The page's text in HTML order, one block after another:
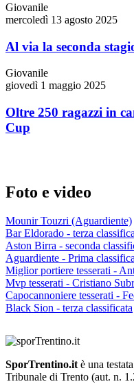
Giovanile
mercoledì 13 agosto 2025
Al via la seconda
Giovanile
giovedì 1 maggio 2025
Oltre 250 ragazzi in
Cup
Foto e video
Mounir Touzri (Aguardiente)
Bar Eldorado - terza
Aston Birra - seconda
Aguardiente - Prima
Miglior portiere tesserati -
Mvp tesserati - Cristiano
Capocannoniere tesserati -
Black Sion - terza classificata
SporTrentino.itè una
Tribunale di Trento (aut. n.